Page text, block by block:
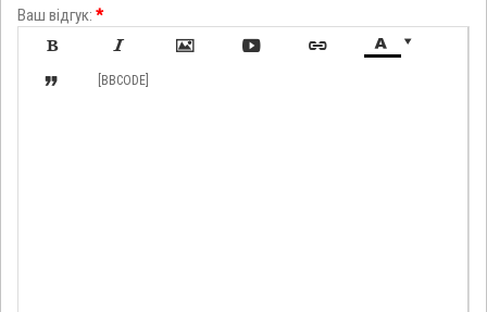
Ваш відгук: *

     
 [BBCODE]